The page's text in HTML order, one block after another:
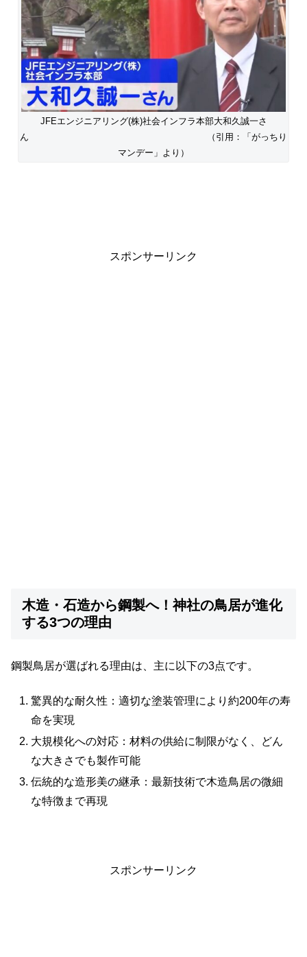
JFEエンジニアリング(株)社会インフラ本部大和久誠一さ
ん （引用：「がっちり
マンデー」より）
スポンサーリンク
木造・石造から鋼製へ！神社の鳥居が進化
する3つの理由
鋼製鳥居が選ばれる理由は、主に以下の3点です。
驚異的な耐久性：適切な塗装管理により約200年の寿
命を実現
大規模化への対応：材料の供給に制限がなく、どん
な大きさでも製作可能
伝統的な造形美の継承：最新技術で木造鳥居の微細
な特徴まで再現
スポンサーリンク